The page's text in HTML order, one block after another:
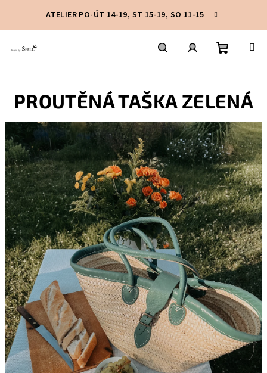
obsah
ATELIER PO-ÚT 14-19, ST 15-19, SO 11-15
košík
PROUTĚNÁ TAŠKA ZELENÁ